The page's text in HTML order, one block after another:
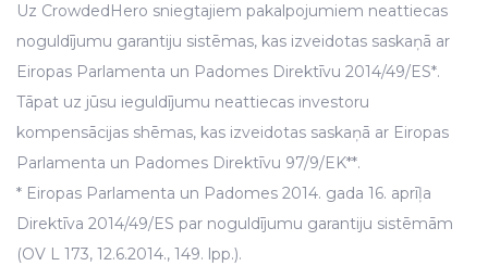
Uz CrowdedHero sniegtajiem pakalpojumiem neattiecas
noguldījumu garantiju sistēmas, kas izveidotas saskaņā ar
Eiropas Parlamenta un Padomes Direktīvu 2014/49/ES*.
Tāpat uz jūsu ieguldījumu neattiecas investoru
kompensācijas shēmas, kas izveidotas saskaņā ar Eiropas
Parlamenta un Padomes Direktīvu 97/9/EK**.
* Eiropas Parlamenta un Padomes 2014. gada 16. aprīļa
Direktīva 2014/49/ES par noguldījumu garantiju sistēmām
(OV L 173, 12.6.2014., 149. lpp.).